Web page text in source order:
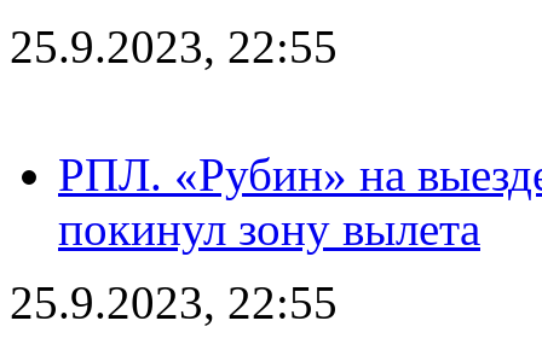
25.9.2023, 22:55
РПЛ. «Рубин» на
покинул зону вылета
25.9.2023, 22:55